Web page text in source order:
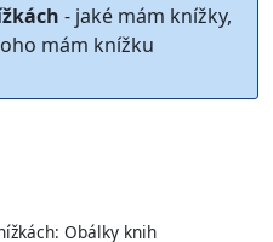
- jaké mám knížky,
mám knížku
Obálky knih